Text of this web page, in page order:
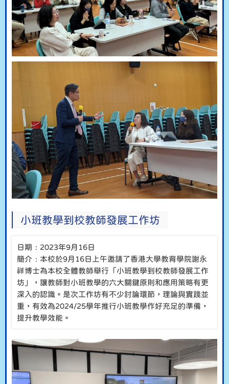
小班教學到校教師發展工作坊
日期﹕2023年9月16日
簡介﹕本校於9月16日上午邀請了香港大學教育學院謝永
祥博士為本校全體教師舉行「小班教學到校教師發展工作
坊」，讓教師對小班教學的六大關鍵原則和應用策略有更
深入的認識。是次工作坊有不少討論環節，理論與實踐並
重，有效為2024/25學年推行小班教學作好充足的準備，
提升教學效能。